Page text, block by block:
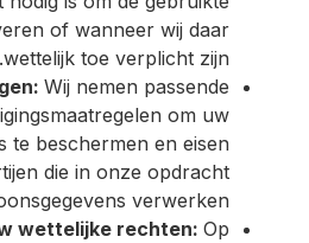
of wanneer wij daar
wettelijk toe verplicht zijn.
Wij nemen passende
om uw
te beschermen en eisen
die in onze opdracht
verwerken.
wettelijke rechten:Op